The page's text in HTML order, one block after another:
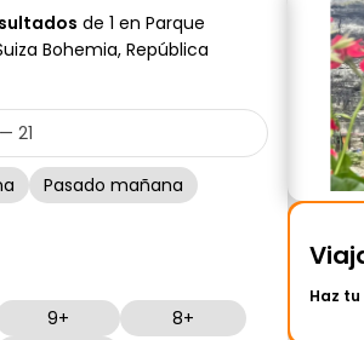
de 1 en Parque
Bohemia, República
Pasado mañana
9+
8+
Haz